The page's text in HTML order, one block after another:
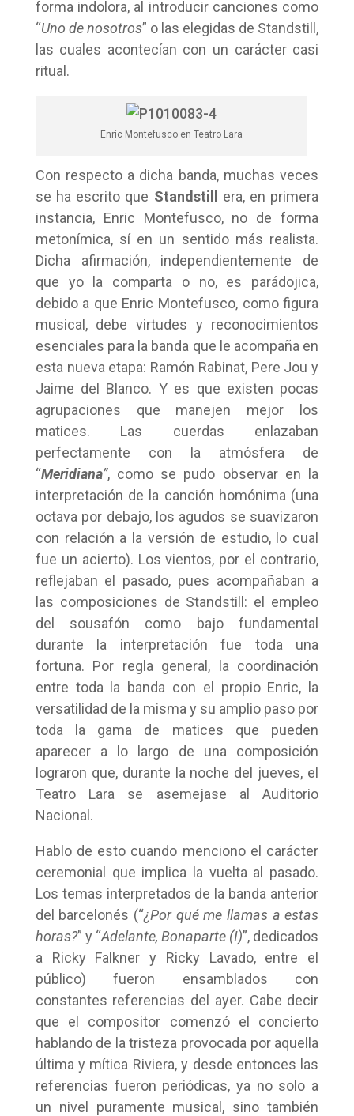
forma indolora, al introducir canciones como
“Uno de nosotros” o las elegidas de Standstill,
las cuales acontecían con un carácter casi
ritual.
Enric Montefusco en Teatro Lara
Con respecto a dicha banda, muchas veces
se ha escrito que Standstill
era, en primera
instancia, Enric Montefusco, no de forma
metonímica, sí en un sentido más realista.
Dicha afirmación, independientemente de
que yo la comparta o no, es parádojica,
debido a que Enric Montefusco, como figura
musical, debe virtudes y reconocimientos
esenciales para la banda que le acompaña en
esta nueva etapa: Ramón Rabinat, Pere Jou y
Jaime del Blanco. Y es que existen pocas
agrupaciones que manejen mejor los
matices. Las cuerdas enlazaban
perfectamente con la atmósfera de
“Meridiana”, como se pudo observar en la
interpretación de la canción homónima (una
octava por debajo, los agudos se suavizaron
con relación a la versión de estudio, lo cual
fue un acierto). Los vientos, por el contrario,
reflejaban el pasado, pues acompañaban a
las composiciones de Standstill: el empleo
del sousafón como bajo fundamental
durante la interpretación fue toda una
fortuna. Por regla general, la coordinación
entre toda la banda con el propio Enric, la
versatilidad de la misma y su amplio paso por
toda la gama de matices que pueden
aparecer a lo largo de una composición
lograron que, durante la noche del jueves, el
Teatro Lara se asemejase al Auditorio
Nacional.
Hablo de esto cuando menciono el carácter
ceremonial que implica la vuelta al pasado.
Los temas interpretados de la banda anterior
del barcelonés (“¿Por qué me llamas a estas
horas?” y “Adelante, Bonaparte (I)”, dedicados
a Ricky Falkner y Ricky Lavado, entre el
público) fueron ensamblados con
constantes referencias del ayer. Cabe decir
que el compositor comenzó el concierto
hablando de la tristeza provocada por aquella
última y mítica Riviera, y desde entonces las
referencias fueron periódicas, ya no solo a
un nivel puramente musical, sino también